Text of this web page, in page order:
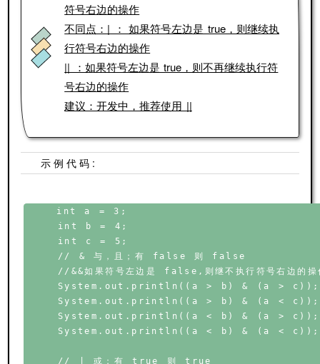
符号右边的操作
不同点：| ： 如果符号左边是 true，则继续执
行符号右边的操作
|| ：如果符号左边是 true，则不再继续执行符
号右边的操作
建议：开发中，推荐使用 ||
示例代码:
    int a = 3;
    int b = 4;
    int c = 5;
    // & 与，且；有 false 则 false
//&&如果符号左边是 false,则继不执行符号右边的操
    System.out.println((a > b) & (a > c));
    System.out.println((a > b) & (a < c));
    System.out.println((a < b) & (a > c));
    System.out.println((a < b) & (a < c));
    // | 或；有 true 则 true